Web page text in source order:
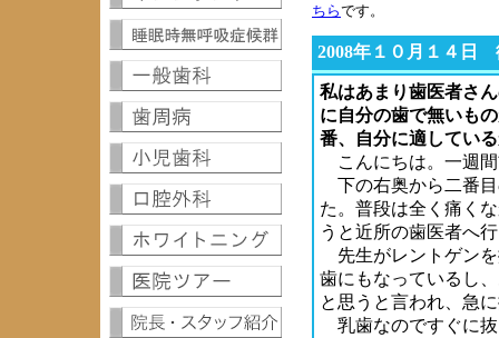
ちらです。
2008年１０月１４
私はあまり歯医者さ
に自分の歯で無いも
番、自分に適してい
こんにちは。一週間
下の右奥から二番目
た。普段は全く痛く
うと近所の歯医者へ
先生がレントゲンを
歯にもなっているし
と思うと言われ、急
乳歯なのですぐに抜